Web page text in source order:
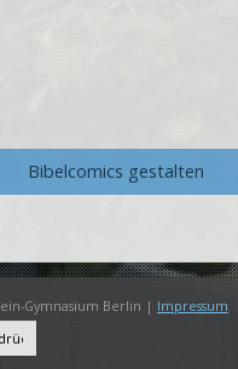
Bibelcomics gestalten
Gymnasium Berlin | Impressum